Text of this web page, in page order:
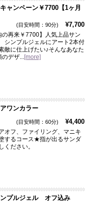
ャンペーン￥7700【1ヶ月
(目安時間：90分) ¥7,700
再来￥7700】人気上品サン
ンプルジェルにアート2本付
敵に仕上げたい♪そんなあなた
デザ...[more]
ワンカラー
(目安時間：60分) ¥4,400
オフ、ファイリング、マニキ
するコース★指が出るサンダ
ください。
ンプルジェル オフ込み